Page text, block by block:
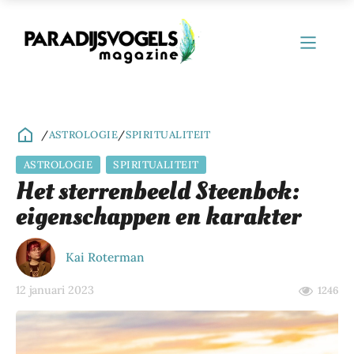
/ASTROLOGIE/SPIRITUALITEIT
ASTROLOGIE SPIRITUALITEIT
Het sterrenbeeld Steenbok:
eigenschappen en karakter
Kai Roterman
12 januari 2023 1246